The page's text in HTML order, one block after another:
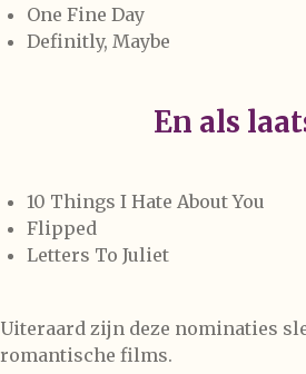
One Fine Day
Definitly, Maybe
En als
10 Things I Hate About You
Flipped
Letters To Juliet
Uiteraard zijn deze nominaties
romantische films.